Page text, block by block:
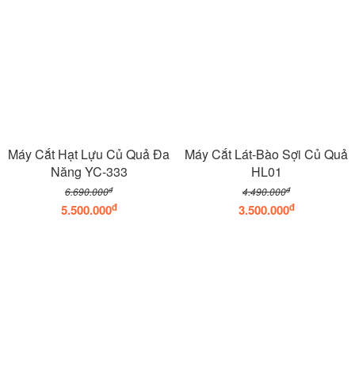
Máy Cắt Hạt Lựu Củ Quả Đa
Năng YC-333
6.690.000đ
5.500.000đ
Máy Cắt Lát-Bào Sợi Củ Quả
HL01
4.490.000đ
3.500.000đ